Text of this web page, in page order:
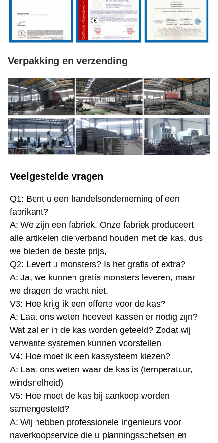
Verpakking en verzending
Veelgestelde vragen
Q1: Bent u een handelsonderneming of een
fabrikant?
A: We zijn een fabriek. Onze fabriek produceert
alle artikelen die verband houden met de kas, dus
we bieden de beste prijs,
Q2: Levert u monsters? Is het gratis of extra?
A: Ja, we kunnen gratis monsters leveren, maar
we dragen de vracht niet.
V3: Hoe krijg ik een offerte voor de kas?
A: Laat ons weten hoeveel kassen er nodig zijn?
Wat zal er in de kas worden geteeld? Zodat wij
verwante systemen kunnen voorstellen
V4: Hoe moet ik een kassysteem kiezen?
A: Laat ons weten waar de kas is (temperatuur,
windsnelheid)
V5: Hoe moet de kas bij aankoop worden
samengesteld?
A: Wij hebben professionele ingenieurs voor
naverkoopservice die u planningsschetsen en